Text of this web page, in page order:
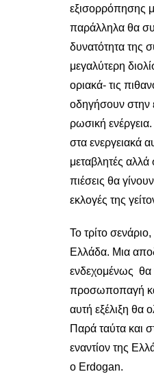
εξισορρόπησης
παράλληλα θα
δυνατότητα της
μεγαλύτερη
οριακά- τις
οδηγήσουν στην
ρωσική
στα ενεργειακά
μεταβλητές
πιέσεις θα
εκλογές της
Το τρίτο
Ελλάδα. Μια
ενδεχομένως θα
προσωποπαγή
αυτή εξέλιξη θα
Παρά ταύτα και
εναντίον της
ο Erdogan.